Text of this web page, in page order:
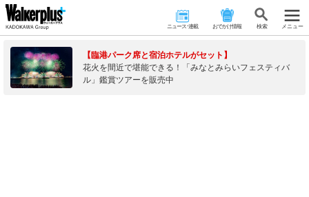
ニュース･連載 おでかけ情報 検 索 メニュー
【臨港パーク席と宿泊ホテルがセット】
花火を間近で堪能できる！「みなとみらいフェスティバ
ル」鑑賞ツアーを販売中